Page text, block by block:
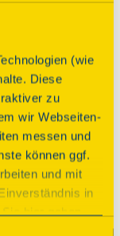
(wie
Diese
zu
wir Webseiten-
messen und
können ggf.
und mit
in
hier geben.